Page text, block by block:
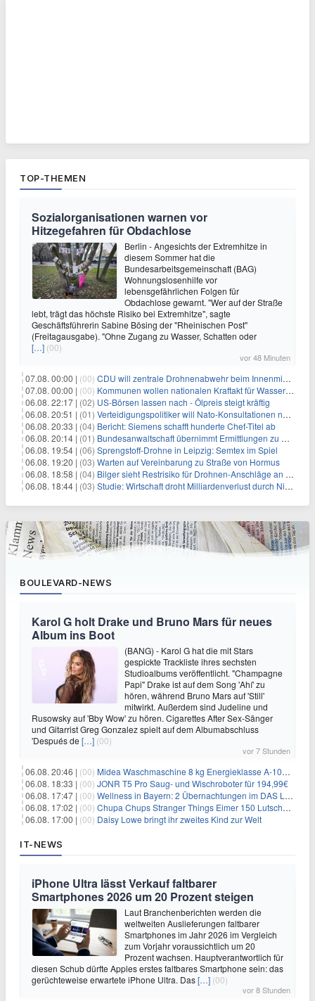
TOP-THEMEN
Sozialorganisationen warnen vor
Hitzegefahren für Obdachlose
Berlin - Angesichts der Extremhitze in
diesem Sommer hat die
Bundesarbeitsgemeinschaft (BAG)
Wohnungslosenhilfe vor
lebensgefährlichen Folgen für
Obdachlose gewarnt. "Wer auf der Straße
lebt, trägt das höchste Risiko bei Extremhitze", sagte
Geschäftsführerin Sabine Bösing der "Rheinischen Post"
(Freitagausgabe). "Ohne Zugang zu Wasser, Schatten oder
[…] (00)
vor 48 Minuten
07.08. 00:00 | (00) CDU will zentrale Drohnenabwehr beim Innenministerium
07.08. 00:00 | (00) Kommunen wollen nationalen Kraftakt für Wasserversorgung
06.08. 22:17 | (02) US-Börsen lassen nach - Ölpreis steigt kräftig
06.08. 20:51 | (01) Verteidigungspolitiker will Nato-Konsultationen nach Drohnenfund
06.08. 20:33 | (04) Bericht: Siemens schafft hunderte Chef-Titel ab
06.08. 20:14 | (01) Bundesanwaltschaft übernimmt Ermittlungen zu Drohnenvorfall
06.08. 19:54 | (06) Sprengstoff-Drohne in Leipzig: Semtex im Spiel
06.08. 19:20 | (03) Warten auf Vereinbarung zu Straße von Hormus
06.08. 18:58 | (04) Bilger sieht Restrisiko für Drohnen-Anschläge an Flughäfen
06.08. 18:44 | (03) Studie: Wirtschaft droht Milliardenverlust durch Niedrigwasser
BOULEVARD-NEWS
Karol G holt Drake und Bruno Mars für neues
Album ins Boot
(BANG) - Karol G hat die mit Stars
gespickte Trackliste ihres sechsten
Studioalbums veröffentlicht. "Champagne
Papi" Drake ist auf dem Song 'Ahí' zu
hören, während Bruno Mars auf 'Still'
mitwirkt. Außerdem sind Judeline und
Rusowsky auf 'Bby Wow' zu hören. Cigarettes After Sex-Sänger
und Gitarrist Greg Gonzalez spielt auf dem Albumabschluss
'Después de […] (00)
vor 7 Stunden
06.08. 20:46 | (00) Midea Waschmaschine 8 kg Energieklasse A-10% 1400 U/Min für 289,97€
06.08. 18:33 | (00) JONR T5 Pro Saug- und Wischroboter für 194,99€
06.08. 17:47 | (00) Wellness in Bayern: 2 Übernachtungen im DAS LUDWIG Sports Resort inkl. HP + Wellness ab 174€ p.P.
06.08. 17:02 | (00) Chupa Chups Stranger Things Eimer 150 Lutscher für 21,95€
06.08. 17:00 | (00) Daisy Lowe bringt ihr zweites Kind zur Welt
IT-NEWS
iPhone Ultra lässt Verkauf faltbarer
Smartphones 2026 um 20 Prozent steigen
Laut Branchenberichten werden die
weltweiten Auslieferungen faltbarer
Smartphones im Jahr 2026 im Vergleich
zum Vorjahr voraussichtlich um 20
Prozent wachsen. Hauptverantwortlich für
diesen Schub dürfte Apples erstes faltbares Smartphone sein: das
gerüchteweise erwartete iPhone Ultra. Das[…] (00)
vor 8 Stunden